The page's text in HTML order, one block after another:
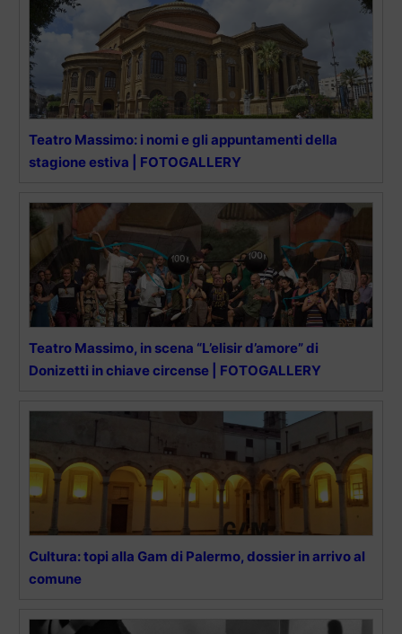
Teatro Massimo: i nomi e gli appuntamenti della
stagione estiva | FOTOGALLERY
Teatro Massimo, in scena “L’elisir d’amore” di
Donizetti in chiave circense | FOTOGALLERY
Cultura: topi alla Gam di Palermo, dossier in arrivo al
comune